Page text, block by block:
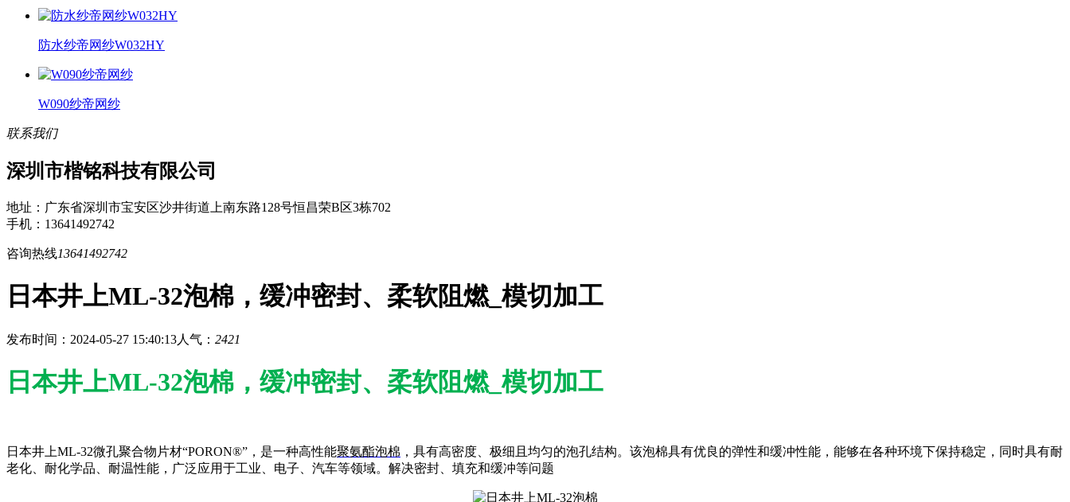
防水纱帝网纱W032HY
W090纱帝网纱
联系我们
深圳市楷铭科技有限公司
地址：广东省深圳市宝安区沙井街道上南东路128号恒昌荣B区3栋702
手机：13641492742
咨询热线13641492742
日本井上ML-32泡棉，缓冲密封、柔软阻燃_模切加工
发布时间：2024-05-27 15:40:13人气： 2421
日本井上ML-32泡棉，缓冲密封、柔软阻燃_模切加工
日本井上ML-32微孔聚合物片材“PORON®”，是一种高性能聚氨酯泡棉 ，具有高密度、极细且均匀的泡孔结构。该泡棉具有优良的弹性和缓冲性能，能够在各种环境下保持稳定，同时具有耐
老化、耐化学品、耐温性能，广泛应用于工业、电子、汽车等领域。解决密封、填充和缓冲等问题